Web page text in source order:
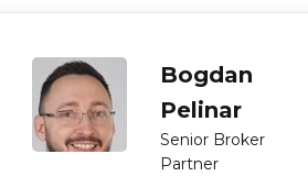
Bogdan
Pelinar
Senior Broker
Partner